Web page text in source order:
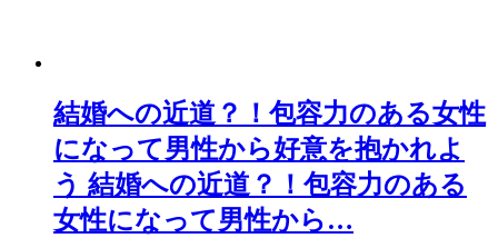
結婚への近道？！包容力のある女性
になって男性から好意を抱かれよ
う 結婚への近道？！包容力のある
女性になって男性から…